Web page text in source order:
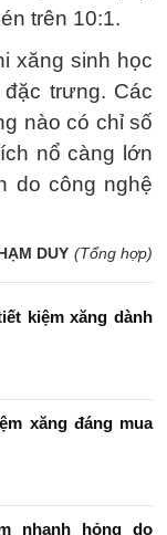
trên 10:1.
xăng sinh học
trưng. Các
nào có chỉ số
nổ càng lớn
do công nghệ
DUY (Tổng hợp)
kiệm xăng dành
xăng đáng mua
nhanh hỏng do